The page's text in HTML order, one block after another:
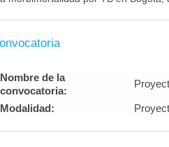
Nombre de la
convocatoria:
Modalidad: